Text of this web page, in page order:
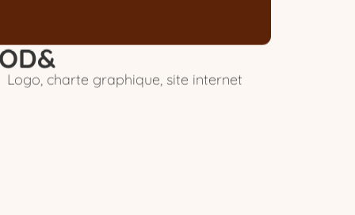
Logo, charte graphique, site internet